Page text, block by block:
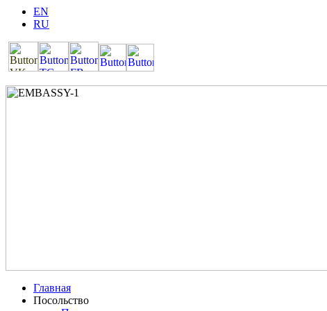
EN
RU
Главная
Посольство